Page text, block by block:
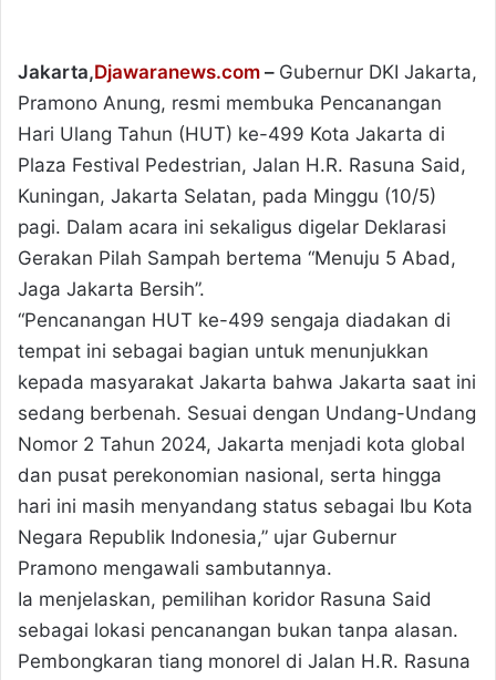
Jakarta,Djawaranews.com – Gubernur DKI Jakarta,
Pramono Anung, resmi membuka Pencanangan
Hari Ulang Tahun (HUT) ke-499 Kota Jakarta di
Plaza Festival Pedestrian, Jalan H.R. Rasuna Said,
Kuningan, Jakarta Selatan, pada Minggu (10/5)
pagi. Dalam acara ini sekaligus digelar Deklarasi
Gerakan Pilah Sampah bertema “Menuju 5 Abad,
Jaga Jakarta Bersih”.
“Pencanangan HUT ke-499 sengaja diadakan di
tempat ini sebagai bagian untuk menunjukkan
kepada masyarakat Jakarta bahwa Jakarta saat ini
sedang berbenah. Sesuai dengan Undang-Undang
Nomor 2 Tahun 2024, Jakarta menjadi kota global
dan pusat perekonomian nasional, serta hingga
hari ini masih menyandang status sebagai Ibu Kota
Negara Republik Indonesia,” ujar Gubernur
Pramono mengawali sambutannya.
Ia menjelaskan, pemilihan koridor Rasuna Said
sebagai lokasi pencanangan bukan tanpa alasan.
Pembongkaran tiang monorel di Jalan H.R. Rasuna